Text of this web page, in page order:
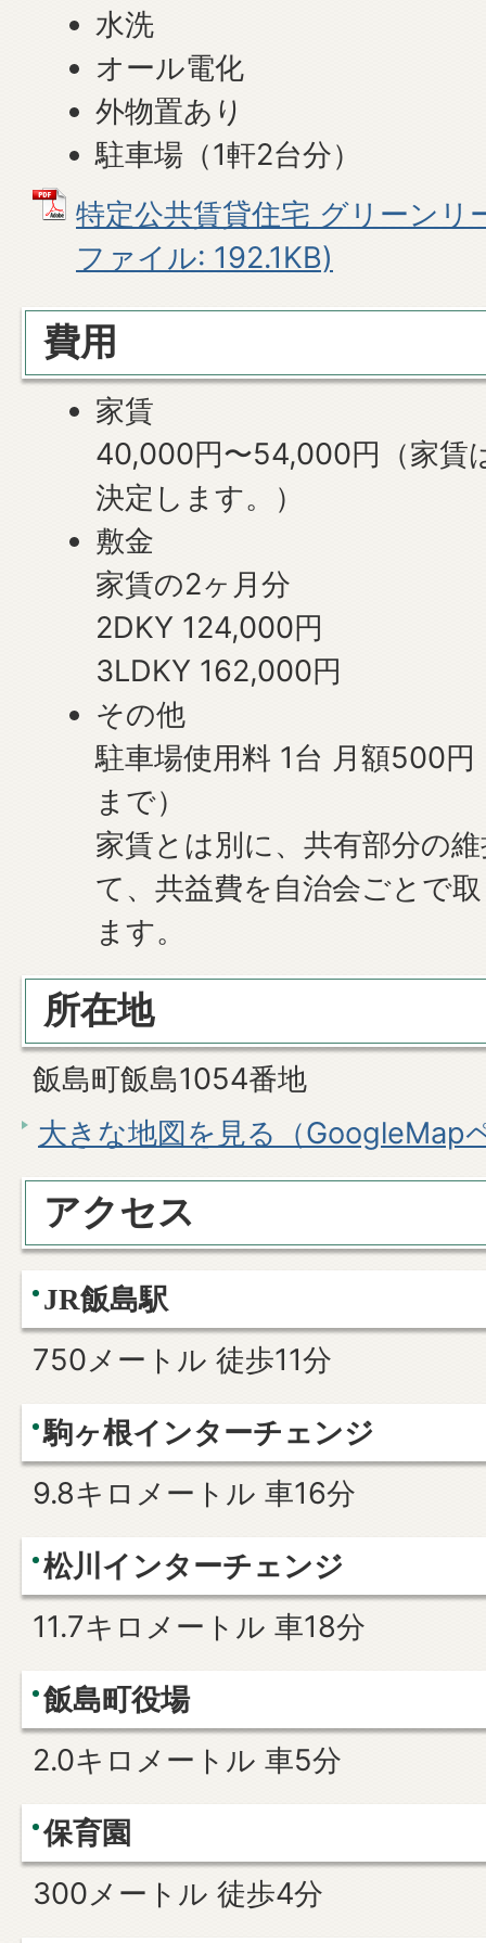
水洗
オール電化
外物置あり
駐車場（1軒2台分）
特定公共賃貸住宅 グリーンリ
ファイル: 192.1KB)
費用
家賃
40,000円〜54,000円（家賃
決定します。）
敷金
家賃の2ヶ月分
2DKY 124,000円
3LDKY 162,000円
その他
駐車場使用料 1台 月額500
まで）
家賃とは別に、共有部分の
て、共益費を自治会ごとで
ます。
所在地
飯島町飯島1054番地
大きな地図を見る（GoogleMap
アクセス
JR飯島駅
750メートル 徒歩11分
駒ヶ根インターチェンジ
9.8キロメートル 車16分
松川インターチェンジ
11.7キロメートル 車18分
飯島町役場
2.0キロメートル 車5分
保育園
300メートル 徒歩4分